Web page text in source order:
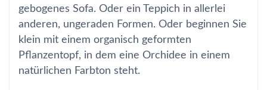
gebogenes Sofa. Oder ein Teppich in allerlei
anderen, ungeraden Formen. Oder beginnen Sie
klein mit einem organisch geformten
Pflanzentopf, in dem eine Orchidee in einem
natürlichen Farbton steht.